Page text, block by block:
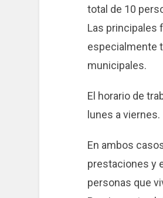
total de 10
Las principales
especialmente
municipales.
El horario de
lunes a viernes.
En ambos
prestaciones y
personas que